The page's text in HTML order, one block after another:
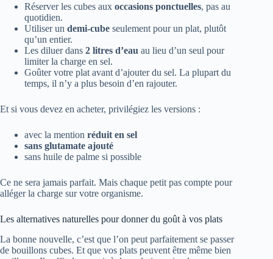
Réserver les cubes aux occasions ponctuelles, pas au
quotidien.
Utiliser un demi-cube seulement pour un plat, plutôt
qu’un entier.
Les diluer dans 2 litres d’eau au lieu d’un seul pour
limiter la charge en sel.
Goûter votre plat avant d’ajouter du sel. La plupart du
temps, il n’y a plus besoin d’en rajouter.
Et si vous devez en acheter, privilégiez les versions :
avec la mention réduit en sel
sans glutamate ajouté
sans huile de palme si possible
Ce ne sera jamais parfait. Mais chaque petit pas compte pour
alléger la charge sur votre organisme.
Les alternatives naturelles pour donner du goût à vos plats
La bonne nouvelle, c’est que l’on peut parfaitement se passer
de bouillons cubes. Et que vos plats peuvent être même bien